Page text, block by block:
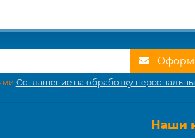
Соглашение на обработку
Наши